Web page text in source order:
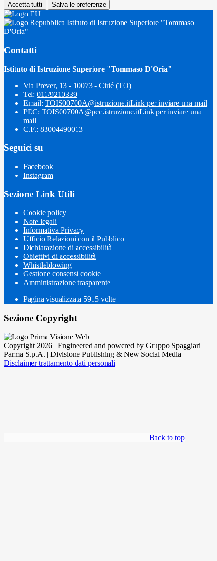
Accetta tutti Salva le preferenze
Istituto di Istruzione Superiore "Tommaso
D'Oria"
Contatti
Istituto di Istruzione Superiore "Tommaso D'Oria"
Via Prever, 13 - 10073 - Cirié (TO)
Tel: 011/9210339
Email: TOIS00700A@istruzione.itLink per inviare una mail
PEC: TOIS00700A@pec.istruzione.itLink per inviare una
mail
C.F.: 83004490013
Seguici su
Facebook
Instagram
Sezione Link Utili
Cookie policy
Note legali
Informativa Privacy
Ufficio Relazioni con il Pubblico
Dichiarazione di accessibilità
Obiettivi di accessibilità
Whistleblowing
Gestione consensi cookie
Amministrazione trasparente
Pagina visualizzata 5915 volte
Sezione Copyright
Copyright 2026 | Engineered and powered by Gruppo Spaggiari
Parma S.p.A. | Divisione Publishing & New Social Media
Disclaimer trattamento dati personali
Back to top